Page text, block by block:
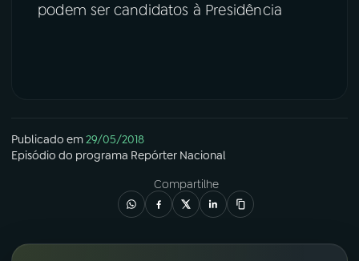
podem ser candidatos à Presidência
Publicado em29/05/2018
Episódio do programa Repórter Nacional
Compartilhe